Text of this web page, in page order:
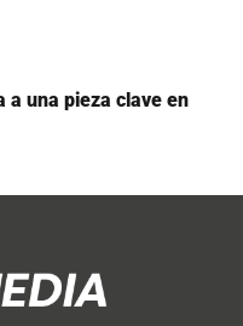
a una pieza clave en